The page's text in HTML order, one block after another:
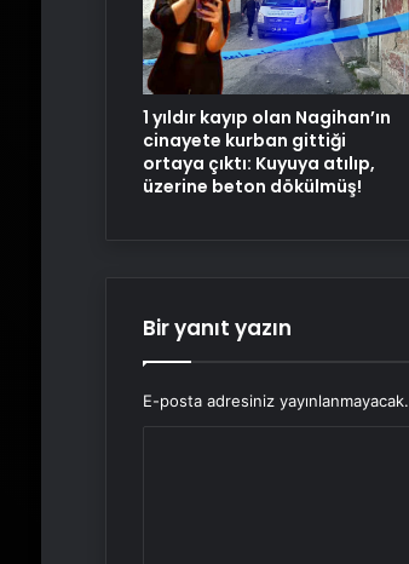
1 yıldır kayıp olan Nagihan’ın
cinayete kurban gittiği
ortaya çıktı: Kuyuya atılıp,
üzerine beton dökülmüş!
Bir yanıt yazın
E-posta adresiniz yayınlanmayacak.